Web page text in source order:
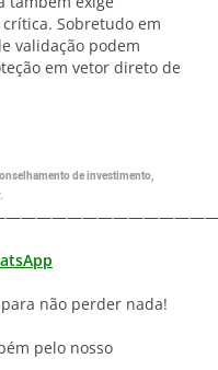
Sobretudo em
validação podem
em vetor direto de
de investimento,
não perder nada!
pelo nosso